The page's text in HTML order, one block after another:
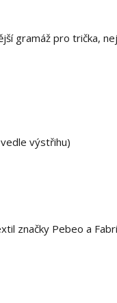
gramáž pro trička,
výstřihu)
značky Pebeo a